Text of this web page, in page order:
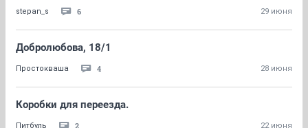
stepan_s 6 29 июня
Добролюбова, 18/1
Простокваша 4 28 июня
Коробки для переезда.
Питбуль 2 22 июня